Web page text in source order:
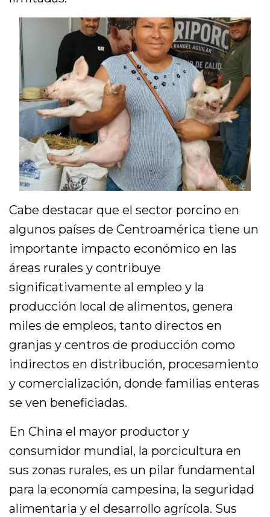
Cabe destacar que el sector porcino en
algunos países de Centroamérica tiene un
importante impacto económico en las
áreas rurales y contribuye
significativamente al empleo y la
producción local de alimentos, genera
miles de empleos, tanto directos en
granjas y centros de producción como
indirectos en distribución, procesamiento
y comercialización, donde familias enteras
se ven beneficiadas.
En China el mayor productor y
consumidor mundial, la porcicultura en
sus zonas rurales, es un pilar fundamental
para la economía campesina, la seguridad
alimentaria y el desarrollo agrícola. Sus